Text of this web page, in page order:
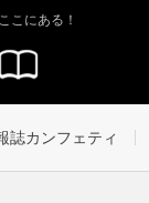
こにある！
誌カンフェティ